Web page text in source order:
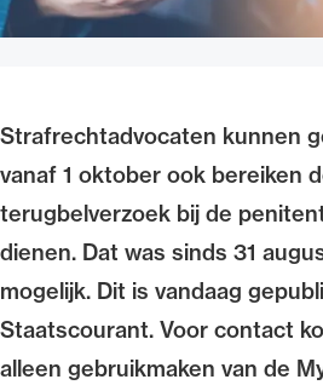
Strafrechtadvocaten kunnen
vanaf 1 oktober ook bereiken
terugbelverzoek bij de
dienen. Dat was sinds 31
mogelijk. Dit is vandaag
Staatscourant. Voor contact
alleen gebruikmaken van de
Van de Advocatenwet tot de
de advocatuur (Voda) en de